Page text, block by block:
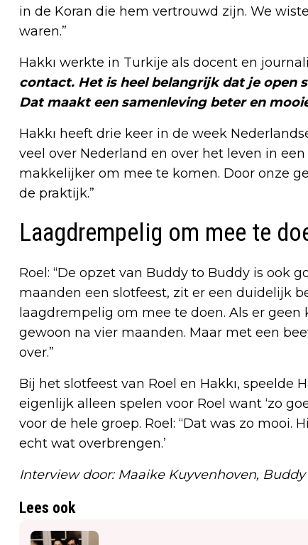
in de Koran die hem vertrouwd zijn. We
waren.”
Hakkı werkte in Turkije als docent en
contact. Het is heel belangrijk dat je open
Dat maakt een samenleving beter en
Hakkı heeft drie keer in de week
veel over Nederland en over het leven in
makkelijker om mee te komen. Door onze
de praktijk.”
Laagdrempelig om mee te
Roel: “De opzet van Buddy to Buddy is ook
maanden een slotfeest, zit er een duidelijk
laagdrempelig om mee te doen. Als er
gewoon na vier maanden. Maar met een
over.”
Bij het slotfeest van Roel en Hakkı, speelde
eigenlijk alleen spelen voor Roel want ‘zo
voor de hele groep. Roel: “Dat was zo mooi.
echt wat overbrengen.’
Interview door: Maaike Kuyvenhoven,
Lees ook